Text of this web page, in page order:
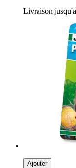
Livraison
Ajouter